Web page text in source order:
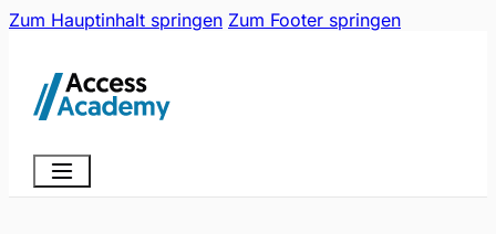
Zum Hauptinhalt springen Zum Footer springen